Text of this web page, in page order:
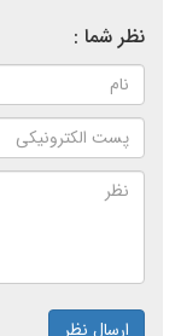
نظر شما :
ارسال نظر